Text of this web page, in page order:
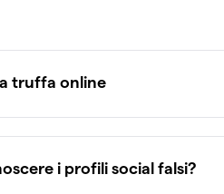
truffa online
i profili social falsi?